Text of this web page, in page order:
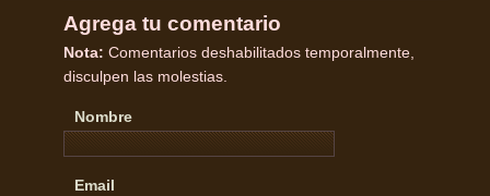
Agrega tu comentario
Nota: Comentarios deshabilitados temporalmente,
disculpen las molestias.
Nombre
Email